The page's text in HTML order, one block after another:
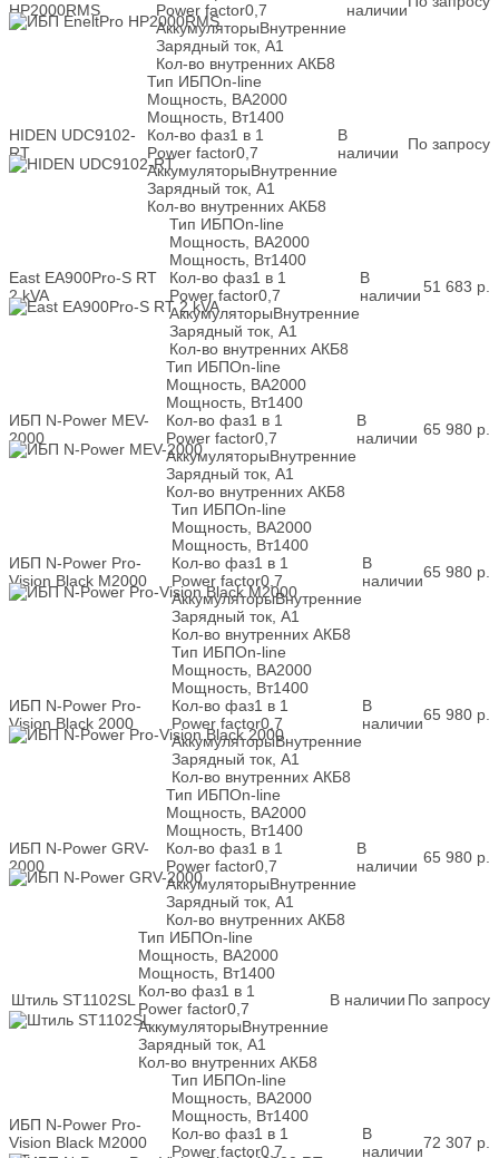
HP2000RMS
Power factor0,7
АккумуляторыВнутренние
Зарядный ток, А1
Кол-во внутренних АКБ8
наличии
HIDEN UDC9102-
RT
Тип ИБПOn-line
Мощность, ВА2000
Мощность, Вт1400
Кол-во фаз1 в 1
Power factor0,7
АккумуляторыВнутренние
Зарядный ток, А1
Кол-во внутренних АКБ8
В
наличии
По запросу
East EA900Pro-S RT
2 kVA
Тип ИБПOn-line
Мощность, ВА2000
Мощность, Вт1400
Кол-во фаз1 в 1
Power factor0,7
АккумуляторыВнутренние
Зарядный ток, А1
Кол-во внутренних АКБ8
В
наличии51 683 р.
ИБП N-Power MEV-
2000
Тип ИБПOn-line
Мощность, ВА2000
Мощность, Вт1400
Кол-во фаз1 в 1
Power factor0,7
АккумуляторыВнутренние
Зарядный ток, А1
Кол-во внутренних АКБ8
В
наличии 65 980 р.
ИБП N-Power Pro-
Vision Black M2000
Тип ИБПOn-line
Мощность, ВА2000
Мощность, Вт1400
Кол-во фаз1 в 1
Power factor0,7
АккумуляторыВнутренние
Зарядный ток, А1
Кол-во внутренних АКБ8
В
наличии65 980 р.
ИБП N-Power Pro-
Vision Black 2000
Тип ИБПOn-line
Мощность, ВА2000
Мощность, Вт1400
Кол-во фаз1 в 1
Power factor0,7
АккумуляторыВнутренние
Зарядный ток, А1
Кол-во внутренних АКБ8
В
наличии65 980 р.
ИБП N-Power GRV-
2000
Тип ИБПOn-line
Мощность, ВА2000
Мощность, Вт1400
Кол-во фаз1 в 1
Power factor0,7
АккумуляторыВнутренние
Зарядный ток, А1
Кол-во внутренних АКБ8
В
наличии 65 980 р.
Штиль ST1102SL
Тип ИБПOn-line
Мощность, ВА2000
Мощность, Вт1400
Кол-во фаз1 в 1
Power factor0,7
АккумуляторыВнутренние
Зарядный ток, А1
Кол-во внутренних АКБ8
В наличии По запросу
ИБП N-Power Pro-
Vision Black M2000
Тип ИБПOn-line
Мощность, ВА2000
Мощность, Вт1400
Кол-во фаз1 в 1
Power factor0,7
В
наличии72 307 р.